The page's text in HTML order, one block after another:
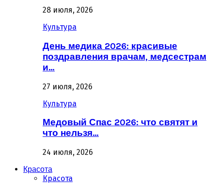
28 июля, 2026
Культура
День медика 2026: красивые
поздравления врачам, медсестрам
и…
27 июля, 2026
Культура
Медовый Спас 2026: что святят и
что нельзя…
24 июля, 2026
Красота
Красота